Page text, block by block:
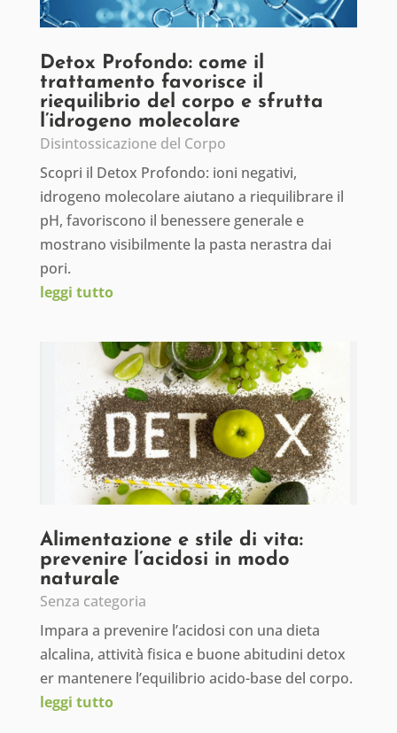
Detox Profondo: come il
trattamento favorisce il
riequilibrio del corpo e sfrutta
l’idrogeno molecolare
Disintossicazione del Corpo
Scopri il Detox Profondo: ioni negativi,
idrogeno molecolare aiutano a riequilibrare il
pH, favoriscono il benessere generale e
mostrano visibilmente la pasta nerastra dai
pori.
leggi tutto
Alimentazione e stile di vita:
prevenire l’acidosi in modo
naturale
Senza categoria
Impara a prevenire l’acidosi con una dieta
alcalina, attività fisica e buone abitudini detox
er mantenere l’equilibrio acido-base del corpo.
leggi tutto